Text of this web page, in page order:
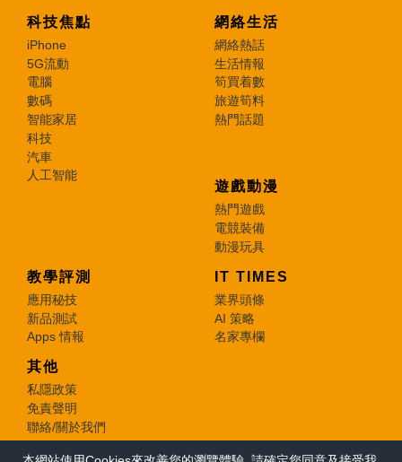
科技焦點
iPhone
5G流動
電腦
數碼
智能家居
科技
汽車
人工智能
網絡生活
網絡熱話
生活情報
筍買着數
旅遊筍料
熱門話題
遊戲動漫
熱門遊戲
電競裝備
動漫玩具
教學評測
應用秘技
新品測試
Apps 情報
IT TIMES
業界頭條
AI 策略
名家專欄
其他
私隱政策
免責聲明
聯絡/關於我們